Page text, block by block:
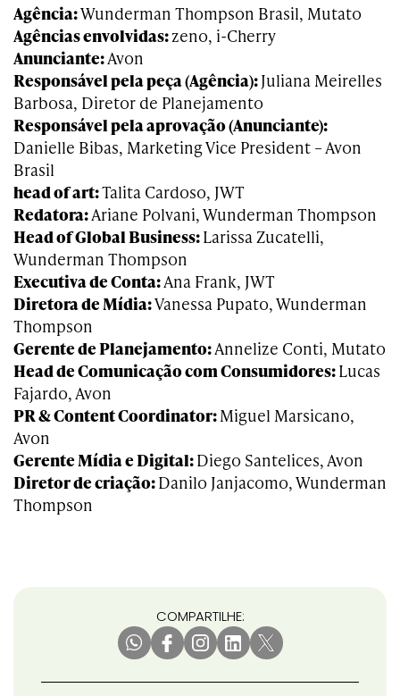
Agência:Wunderman Thompson Brasil, Mutato
Agências envolvidas:zeno, i-Cherry
Anunciante:Avon
Responsável pela peça (Agência):Juliana Meirelles
Barbosa, Diretor de Planejamento
Responsável pela aprovação (Anunciante):
Danielle Bibas, Marketing Vice President – Avon
Brasil
head of art:Talita Cardoso, JWT
Redatora:Ariane Polvani, Wunderman Thompson
Head of Global Business:Larissa Zucatelli,
Wunderman Thompson
Executiva de Conta:Ana Frank, JWT
Diretora de Mídia:Vanessa Pupato, Wunderman
Thompson
Gerente de Planejamento:Annelize Conti, Mutato
Head de Comunicação com Consumidores:Lucas
Fajardo, Avon
PR & Content Coordinator:Miguel Marsicano,
Avon
Gerente Mídia e Digital:Diego Santelices, Avon
Diretor de criação:Danilo Janjacomo, Wunderman
Thompson
COMPARTILHE: